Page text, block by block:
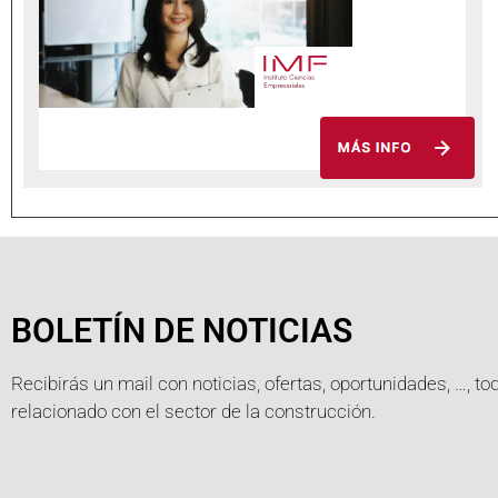
BOLETÍN DE NOTICIAS
Recibirás un mail con noticias, ofertas, oportunidades, …,
relacionado con el sector de la construcción.